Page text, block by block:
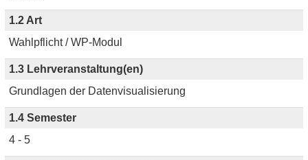
1.2 Art
Wahlpflicht / WP-Modul
1.3 Lehrveranstaltung(en)
Grundlagen der Datenvisualisierung
1.4 Semester
4 - 5